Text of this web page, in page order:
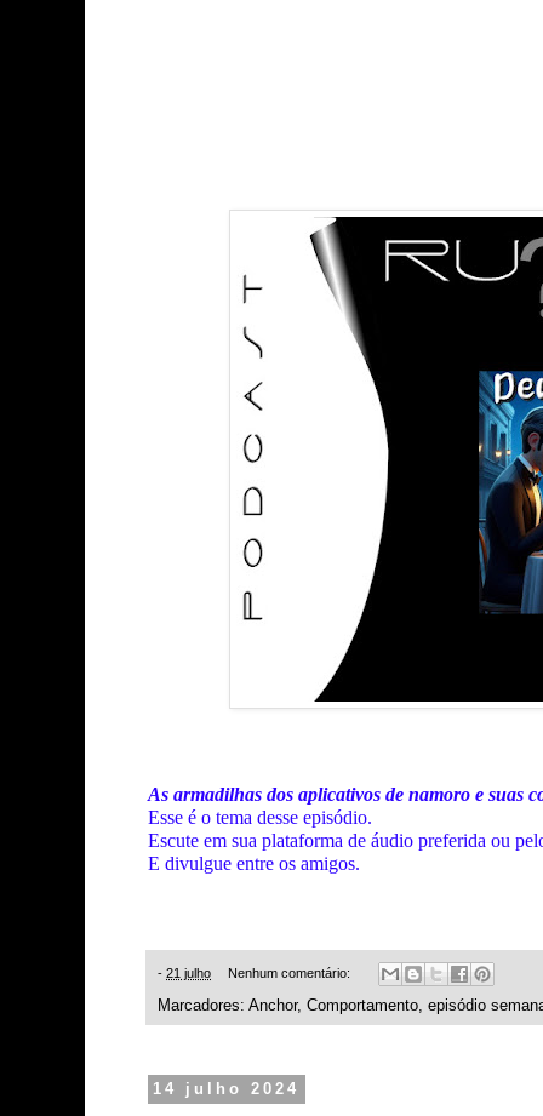
As armadilhas dos aplicativos de namoro e suas
Esse é o tema desse episódio.
Escute em sua plataforma de áudio preferida ou
E divulgue entre os amigos.
- 21 julho Nenhum comentário:
Marcadores: Anchor, Comportamento, episódio
14 julho 2024